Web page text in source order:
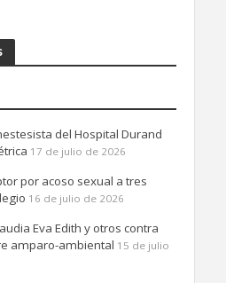
del Hospital Durand
17 de julio de 2026
por acoso sexual a tres
16 de julio de 2026
Eva Edith y otros contra
amparo-ambiental 15 de julio